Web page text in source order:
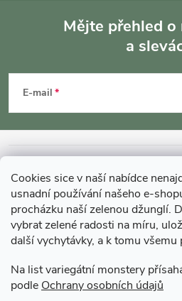
Cookies sice v naší nabídce
usnadní používání našeho e-
procházku naší zelenou džunglí.
vybrat zelené radosti na míru,
další vychytávky, a k tomu
Na list variegátní monstery
podle Ochrany osobních údajů
p
a
Mějte přehled o
a
E-mail
MOHLO BY VÁS ZAJÍMAT
O GARDNERS
Gardners Design - Projekt,